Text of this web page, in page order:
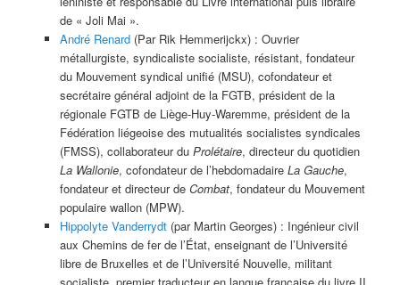
de « Joli Mai ».
André Renard(Par Rik Hemmerijckx) : Ouvrier
métallurgiste, syndicaliste socialiste, résistant, fondateur
du Mouvement syndical unifié (MSU), cofondateur et
secrétaire général adjoint de la FGTB, président de la
régionale FGTB de Liège-Huy-Waremme, président de la
Fédération liégeoise des mutualités socialistes syndicales
(FMSS), collaborateur du Prolétaire, directeur du quotidien
La Wallonie, cofondateur de l’hebdomadaire La Gauche,
fondateur et directeur de Combat, fondateur du Mouvement
populaire wallon (MPW).
Hippolyte Vanderrydt(par Martin Georges) : Ingénieur civil
aux Chemins de fer de l’État, enseignant de l’Université
libre de Bruxelles et de l’Université Nouvelle, militant